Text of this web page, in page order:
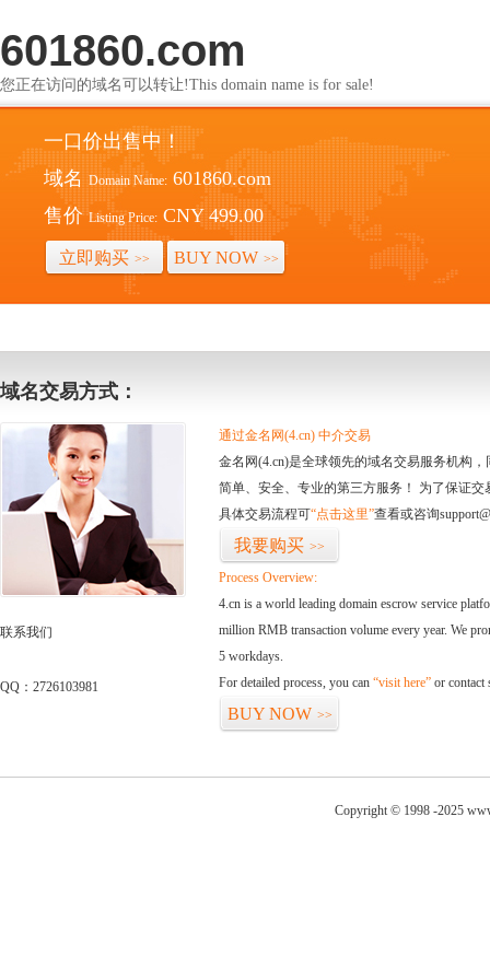
601860.com
您正在访问的域名可以转让!This domain name is for sale!
一口价出售中！
域名 Domain Name: 601860.com
售价 Listing Price: CNY 499.00
立即购买 >> BUY NOW >>
域名交易方式：
联系我们
QQ：2726103981
通过金名网(4.cn) 中介交易
金名网(4.cn)是全球领先的域名交易服务机构
简单、安全、专业的第三方服务！ 为了保证
具体交易流程可“点击这里”查看或咨询
我要购买 >>
Process Overview:
4.cn is a world leading domain escrow service
million RMB transaction volume every year. We
5 workdays.
For detailed process, you can “visit here” or contact
BUY NOW >>
Copyright © 1998 -2025